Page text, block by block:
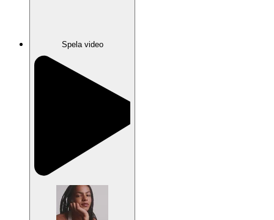
Spela video